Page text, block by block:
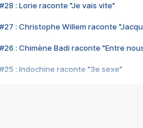
#28 : Lorie raconte "Je vais vite"
#27 : Christophe Willem raconte
#26 : Chimène Badi raconte "Entre
#25 : Indochine raconte "3e sexe"